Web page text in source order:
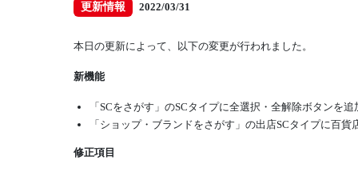
更新情報 2022/03/31
本日の更新によって、以下の変更が行われました。
新機能
「SCをさがす」のSCタイプに全選択・全解除ボタンを追
「ショップ・ブランドをさがす」の出店SCタイプに百
修正項目